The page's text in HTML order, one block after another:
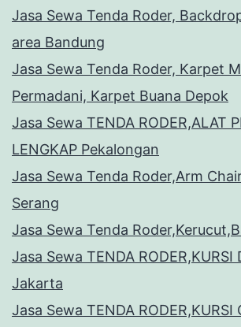
Jasa Sewa Tenda Roder,
area Bandung
Jasa Sewa Tenda Roder, Karpet
Permadani, Karpet Buana Depok
Jasa Sewa TENDA RODER,ALAT
LENGKAP Pekalongan
Jasa Sewa Tenda Roder,Arm
Serang
Jasa Sewa Tenda
Jasa Sewa TENDA RODER,KURSI
Jakarta
Jasa Sewa TENDA RODER,KURSI